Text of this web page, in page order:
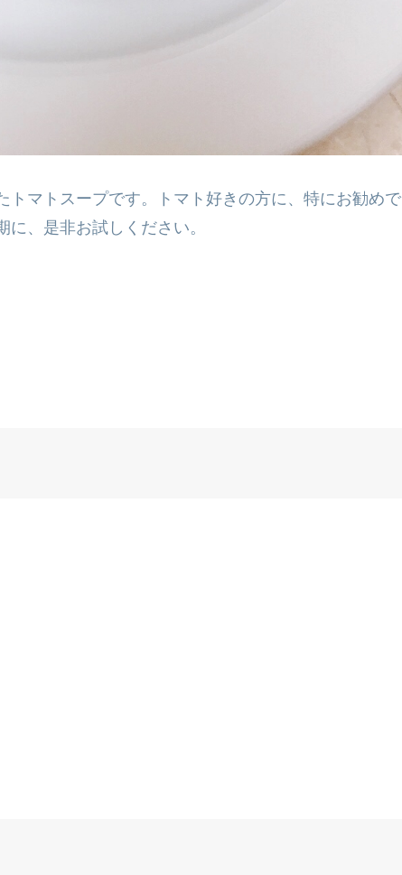
トマトスープです。トマト好きの方に、特にお勧めで
、是非お試しください。